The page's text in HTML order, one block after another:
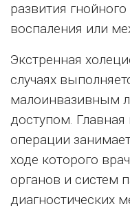
развития
воспаления или
Экстренная
случаях
малоинвазивным
доступом.
операции
ходе которого
органов и систем
диагностических